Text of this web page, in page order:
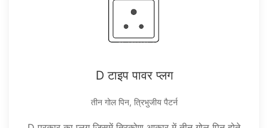
D टाइप पावर प्लग
तीन गोल पिन, त्रिभुजीय पैटर्न